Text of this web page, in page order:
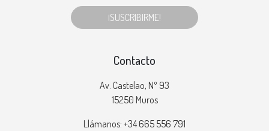
¡SUSCRIBIRME!
Contacto
Av. Castelao, Nº 93
15250 Muros
Llámanos: +34 665 556 791